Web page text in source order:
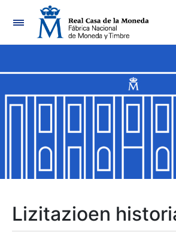
Nabigazioa
Erakutsi/Ezkutatu
Erakutsi/Ezkutatu
Erakutsi/Ezkutatu
Lizitazioen